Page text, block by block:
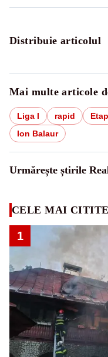
Distribuie articolul
Mai multe articole
Liga I rapid
Ion Balaur
Urmărește știrile
CELE MAI CITITE
1